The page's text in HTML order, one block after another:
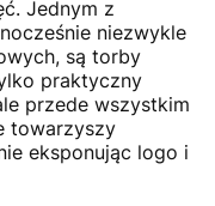
Jednym z
niezwykle
są torby
praktyczny
przede wszystkim
towarzyszy
eksponując logo i